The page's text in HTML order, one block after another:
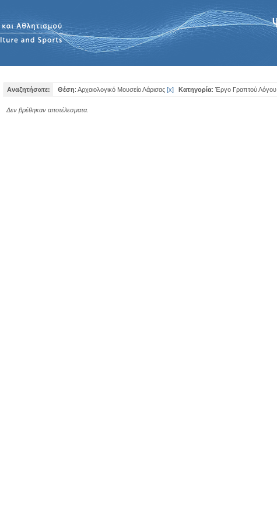
Αναζητήσατε: Θέση: Αρχαιολογικό Μουσείο Λάρισας [x] Κατηγορία: Έργο Γραπτού Λόγου
Δεν βρέθηκαν αποτέλεσματα.